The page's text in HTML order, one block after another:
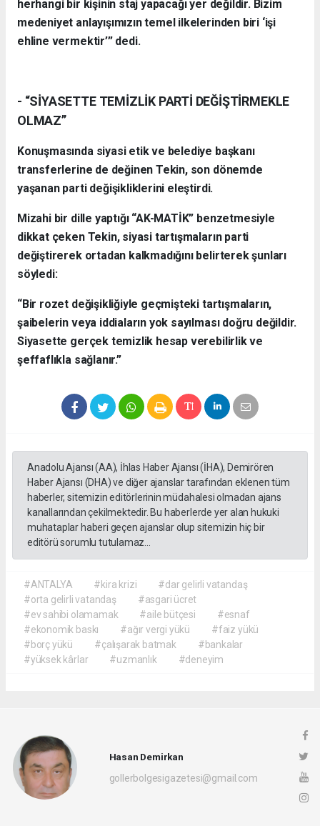
herhangi bir kişinin staj yapacağı yer değildir. Bizim
medeniyet anlayışımızın temel ilkelerinden biri ‘işi
ehline vermektir’” dedi.
- “SİYASETTE TEMİZLİK PARTİ DEĞİŞTİRMEKLE
OLMAZ”
Konuşmasında siyasi etik ve belediye başkanı
transferlerine de değinen Tekin, son dönemde
yaşanan parti değişikliklerini eleştirdi.
Mizahi bir dille yaptığı “AK-MATİK” benzetmesiyle
dikkat çeken Tekin, siyasi tartışmaların parti
değiştirerek ortadan kalkmadığını belirterek şunları
söyledi:
“Bir rozet değişikliğiyle geçmişteki tartışmaların,
şaibelerin veya iddiaların yok sayılması doğru değildir.
Siyasette gerçek temizlik hesap verebilirlik ve
şeffaflıkla sağlanır.”
Anadolu Ajansı (AA), İhlas Haber Ajansı (İHA), Demirören
Haber Ajansı (DHA) ve diğer ajanslar tarafından eklenen tüm
haberler, sitemizin editörlerinin müdahalesi olmadan ajans
kanallarından çekilmektedir. Bu haberlerde yer alan hukuki
muhataplar haberi geçen ajanslar olup sitemizin hiç bir
editörü sorumlu tutulamaz...
#ANTALYA #kira krizi
#dar gelirli vatandaş
#orta gelirli vatandaş
#asgari ücret
#ev sahibi olamamak
#aile bütçesi
#esnaf
#ekonomik baskı
#ağır vergi yükü
#faiz yükü
#borç yükü
#çalışarak batmak
#bankalar
#yüksek kârlar
#uzmanlık #deneyim
Hasan Demirkan
gollerbolgesigazetesi@gmail.com